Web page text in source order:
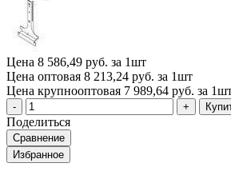
Цена 8 586,49 руб. за 1шт
Цена оптовая 8 213,24 руб. за 1шт
Цена крупнооптовая 7 989,64 руб. за
Поделиться
Сравнение
Избранное